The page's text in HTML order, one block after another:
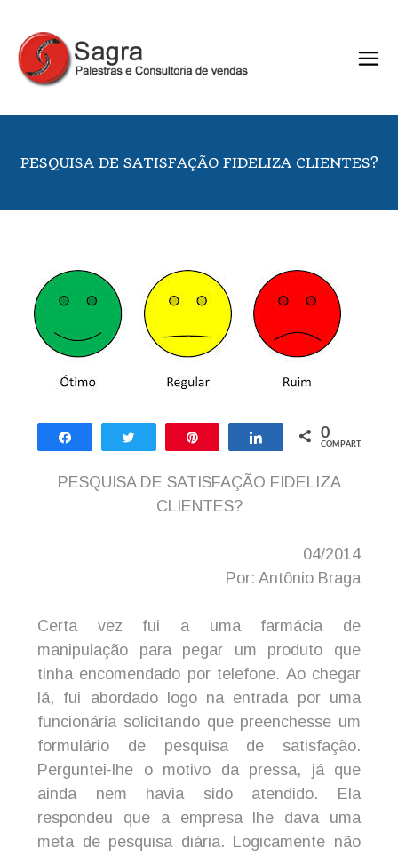
PESQUISA DE SATISFAÇÃO FIDELIZA CLIENTES?
Compartilhar Compartilhar
0
COMPART.
PESQUISA DE SATISFAÇÃO FIDELIZA
CLIENTES?
04/2014
Por: Antônio Braga
Certa vez fui a uma farmácia de
manipulação para pegar um produto que
tinha encomendado por telefone. Ao chegar
lá, fui abordado logo na entrada por uma
funcionária solicitando que preenchesse um
formulário de pesquisa de satisfação.
Perguntei-lhe o motivo da pressa, já que
ainda nem havia sido atendido. Ela
respondeu que a empresa lhe dava uma
meta de pesquisa diária. Logicamente não